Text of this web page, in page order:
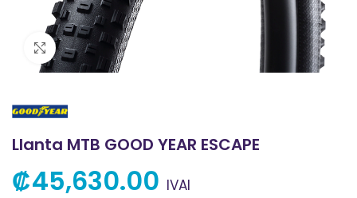
Clic para ampliar
Llanta MTB GOOD YEAR ESCAPE
₡45,630.00 IVAI